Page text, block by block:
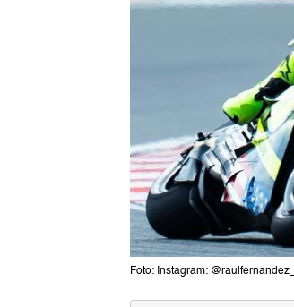
Foto: Instagram: